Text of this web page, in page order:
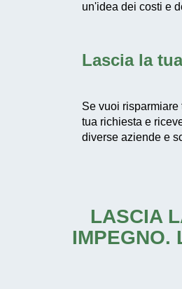
un'idea dei costi e
Lascia la
Se vuoi
tua richiesta e
diverse aziende e
LASCIA
IMPEGNO.